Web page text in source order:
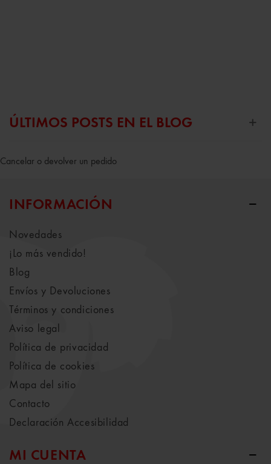
ÚLTIMOS POSTS EN EL BLOG
Cancelar o devolver un pedido
INFORMACIÓN
Novedades
¡Lo más vendido!
Blog
Envíos y Devoluciones
Términos y condiciones
Aviso legal
Política de privacidad
Política de cookies
Mapa del sitio
Contacto
Declaración Accesibilidad
MI CUENTA